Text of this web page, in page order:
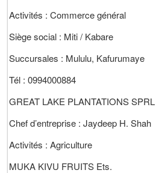
Activités : Commerce général
Siège social : Miti / Kabare
Succursales : Mululu, Kafurumaye
Tél : 0994000884
GREAT LAKE PLANTATIONS SPRL
Chef d’entreprise : Jaydeep H. Shah
Activités : Agriculture
MUKA KIVU FRUITS Ets.